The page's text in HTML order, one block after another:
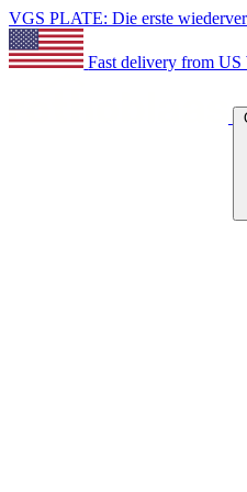
VGS PLATE: Die erste
Fast delivery from US